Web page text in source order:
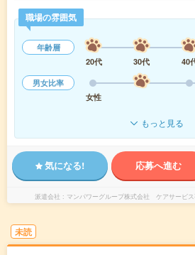
職場の雰囲気
年齢層
20代
30代 40
男女比率
女性
もっと見る
気になる! 応募へ進む
派遣会社 マンパワーグループ株式会社 ケアサービ
未読